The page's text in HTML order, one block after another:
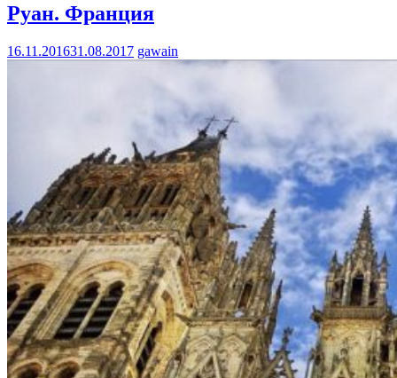
Руан. Франция
16.11.201631.08.2017 gawain